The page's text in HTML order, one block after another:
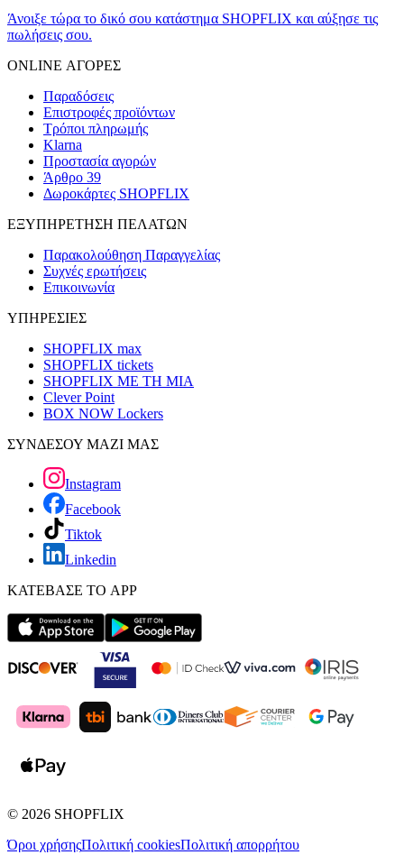
Άνοιξε τώρα το δικό σου κατάστημα SHOPFLIX και αύξησε τις
πωλήσεις σου.
ONLINE ΑΓΟΡΕΣ
Παραδόσεις
Επιστροφές προϊόντων
Τρόποι πληρωμής
Klarna
Προστασία αγορών
Άρθρο 39
Δωροκάρτες SHOPFLIX
ΕΞΥΠΗΡΕΤΗΣΗ ΠΕΛΑΤΩΝ
Παρακολούθηση Παραγγελίας
Συχνές ερωτήσεις
Επικοινωνία
ΥΠΗΡΕΣΙΕΣ
SHOPFLIX max
SHOPFLIX tickets
SHOPFLIX ΜΕ ΤΗ ΜΙΑ
Clever Point
BOX NOW Lockers
ΣΥΝΔΕΣΟΥ ΜΑΖΙ ΜΑΣ
Instagram
Facebook
Tiktok
Linkedin
ΚΑΤΕΒΑΣΕ ΤΟ APP
© 2026 SHOPFLIX
Όροι χρήσηςΠολιτική cookiesΠολιτική απορρήτου